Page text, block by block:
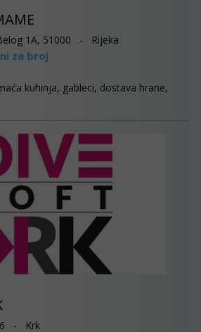
1A, 51000 - Rijeka
za broj
kuhinja, gableci, dostava hrane,
- Krk